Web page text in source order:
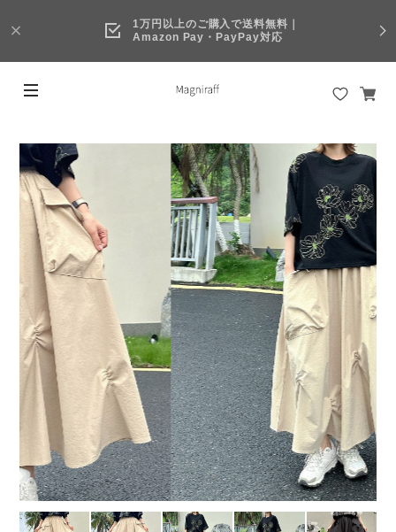
1万円以上のご購入で送料無料｜
Amazon Pay・PayPay対応